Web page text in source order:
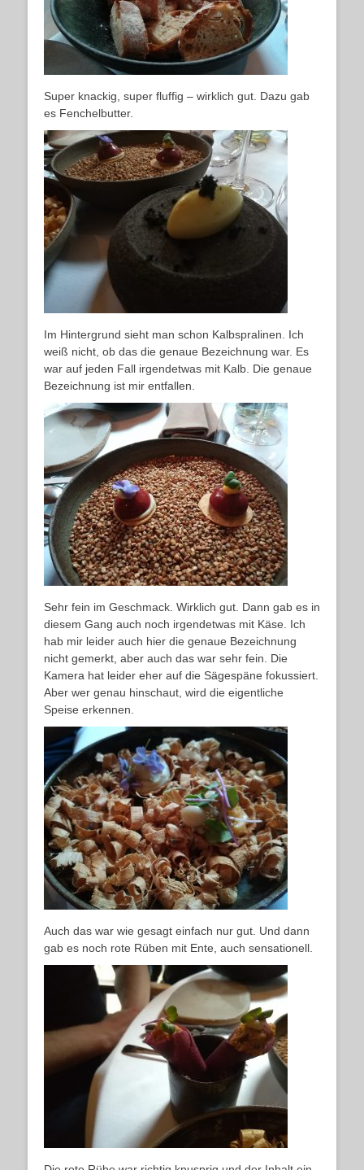
Super knackig, super fluffig – wirklich gut. Dazu gab
es Fenchelbutter.
Im Hintergrund sieht man schon Kalbspralinen. Ich
weiß nicht, ob das die genaue Bezeichnung war. Es
war auf jeden Fall irgendetwas mit Kalb. Die genaue
Bezeichnung ist mir entfallen.
Sehr fein im Geschmack. Wirklich gut. Dann gab es in
diesem Gang auch noch irgendetwas mit Käse. Ich
hab mir leider auch hier die genaue Bezeichnung
nicht gemerkt, aber auch das war sehr fein. Die
Kamera hat leider eher auf die Sägespäne fokussiert.
Aber wer genau hinschaut, wird die eigentliche
Speise erkennen.
Auch das war wie gesagt einfach nur gut. Und dann
gab es noch rote Rüben mit Ente, auch sensationell.